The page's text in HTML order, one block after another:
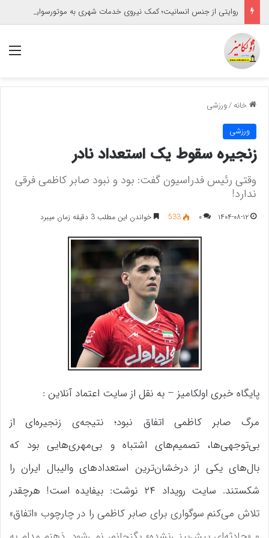
خانه/ورزشی
ورزشی
زنجیره سقوط یک استعداد نادر
وقتی رئیس فدراسیون گفت: بود و نبود صابر کاظمی فرقی
ندارد!
۱۴۰۴-۰۸-۱۲ ۰ 533 خواندن این مطلب 3 دقیقه زمان میبرد
پایگاه خبری اولکامیز – به نقل از سایت اعتماد آنلاین :
مرگ صابر کاظمی اتفاق نبود؛ نتیجه‌ی زنجیره‌ای از
بی‌توجهی‌ها، تصمیم‌های اشتباه و بی‌مهری‌هایی بود که
بال‌های یکی از درخشان‌ترین استعدادهای والیبال ایران را
شکستند. سایت رویداد ۲۴ نوشت: بیفایده است! هرچقدر
تلاش می‌کنم سوگواری برای صابر کاظمی را در چارچوب «اتفاق»